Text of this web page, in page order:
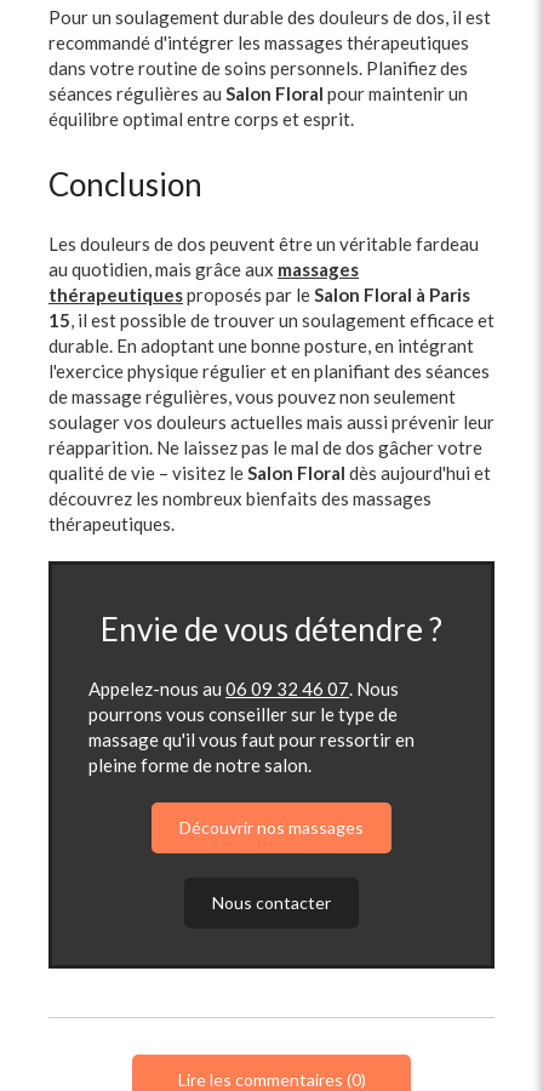
Pour un soulagement durable des douleurs de dos, il est
recommandé d'intégrer les massages thérapeutiques
dans votre routine de soins personnels. Planifiez des
séances régulières au Salon Floral pour maintenir un
équilibre optimal entre corps et esprit.
Conclusion
Les douleurs de dos peuvent être un véritable fardeau
au quotidien, mais grâce aux massages
thérapeutiquesproposés par leSalon Floral à Paris
15, il est possible de trouver un soulagement efficace et
durable. En adoptant une bonne posture, en intégrant
l'exercice physique régulier et en planifiant des séances
de massage régulières, vous pouvez non seulement
soulager vos douleurs actuelles mais aussi prévenir leur
réapparition. Ne laissez pas le mal de dos gâcher votre
qualité de vie – visitez leSalon Floral dès aujourd'hui et
découvrez les nombreux bienfaits des massages
thérapeutiques.
Envie de vous détendre ?
Appelez-nous au 06 09 32 46 07. Nous
pourrons vous conseiller sur le type de
massage qu'il vous faut pour ressortir en
pleine forme de notre salon.
Découvrir nos massages
Nous contacter
Lire les commentaires (0)